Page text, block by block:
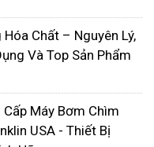
loại.
Chất – Nguyên Lý,
Và Top Sản Phẩm
Máy Bơm Chìm
USA - Thiết Bị